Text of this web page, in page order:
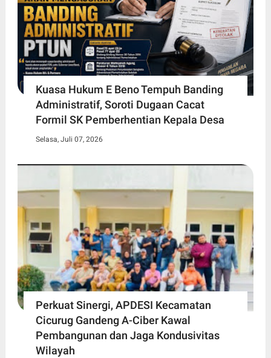
Kuasa Hukum E Beno Tempuh Banding
Administratif, Soroti Dugaan Cacat
Formil SK Pemberhentian Kepala Desa
Selasa, Juli 07, 2026
Perkuat Sinergi, APDESI Kecamatan
Cicurug Gandeng A-Ciber Kawal
Pembangunan dan Jaga Kondusivitas
Wilayah